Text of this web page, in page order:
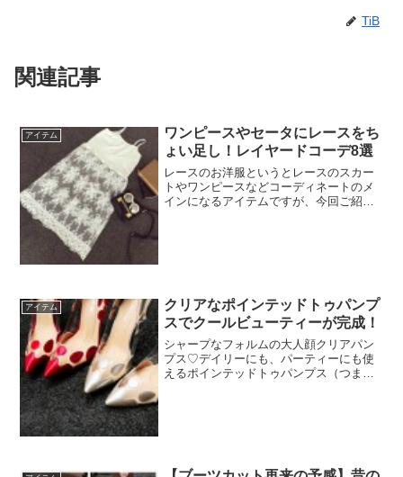
TiB
関連記事
アイテム
ワンピースやセータにレースをち
ょい足し！レイヤードコーデ8選
レースのお洋服というとレースのスカー
トやワンピースなどコーディネートのメ
インになるアイテムですが、今回ご紹介
アイテム
クリアなポインテッドトゥパンプ
スでクールビューティーが完成！
シャープなフォルムの大人顔クリアパン
プス♡デイリーにも、パーティーにも使
えるポインテッドトゥパンプス（つま先